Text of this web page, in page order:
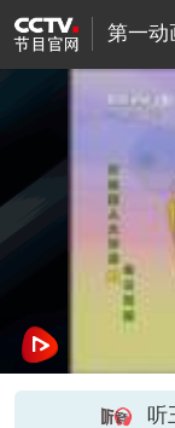
第一动
听